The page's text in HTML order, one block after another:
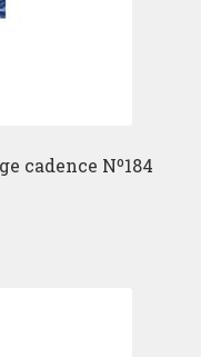
cadence Nº184